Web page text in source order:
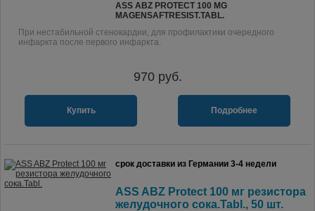
ASS ABZ PROTECT 100 MG
MAGENSAFTRESIST.TABL.
При нестабильной стенокардии, для профилактики очередного
инфаркта после первого инфаркта.
970руб.
Купить Подробнее
срок доставки из Германии 3-4 недели
ASS ABZ Protect 100 мг резистора
желудочного сока.Tabl., 50 шт.